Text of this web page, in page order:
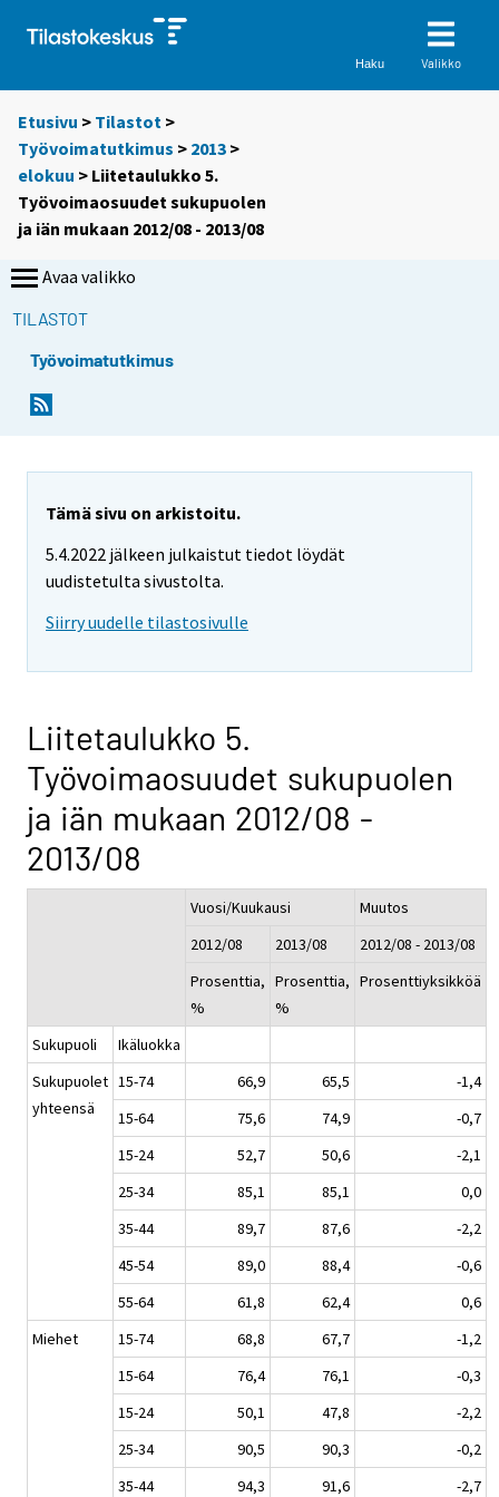
Haku Valikko
Etusivu > Tilastot >
Työvoimatutkimus > 2013 >
elokuu > Liitetaulukko 5.
Työvoimaosuudet sukupuolen
ja iän mukaan 2012/08 - 2013/08
Avaa valikko
TILASTOT
Työvoimatutkimus
Tämä sivu on arkistoitu.
5.4.2022 jälkeen julkaistut tiedot löydät
uudistetulta sivustolta.
Siirry uudelle tilastosivulle
Liitetaulukko 5.
Työvoimaosuudet sukupuolen
ja iän mukaan 2012/08 -
2013/08
Vuosi/Kuukausi
Muutos
2012/08
2013/08
2012/08 - 2013/08
Prosenttia,
%
Prosenttia,
%
Prosenttiyksikköä
Sukupuoli
Ikäluokka
Sukupuolet
yhteensä
15-74 66,9 65,5
-1,4
15-64
75,6 74,9
-0,7
15-24
52,7 50,6
-2,1
25-34
85,1 85,1
0,0
35-44
89,7 87,6
-2,2
45-54
89,0 88,4
-0,6
55-64
61,8 62,4
0,6
Miehet
15-74 68,8 67,7
-1,2
15-64
76,4 76,1
-0,3
15-24
50,1 47,8
-2,2
25-34
90,5 90,3
-0,2
35-44
94,3 91,6
-2,7